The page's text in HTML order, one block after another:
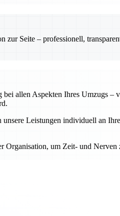
zur Seite – professionell,
allen Aspekten Ihres Umzugs –
Leistungen individuell an
um Zeit- und Nerven